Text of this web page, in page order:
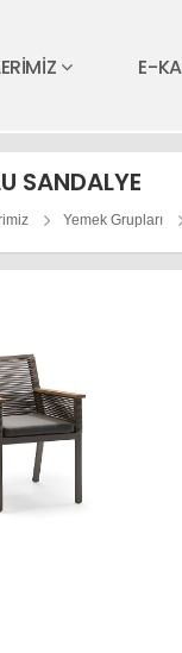
E-
SANDALYE
Yemek Grupları